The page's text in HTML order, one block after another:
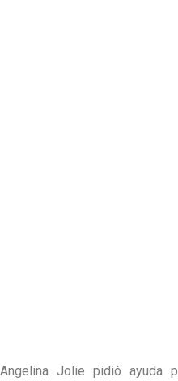
Angelina Jolie pidió ayuda